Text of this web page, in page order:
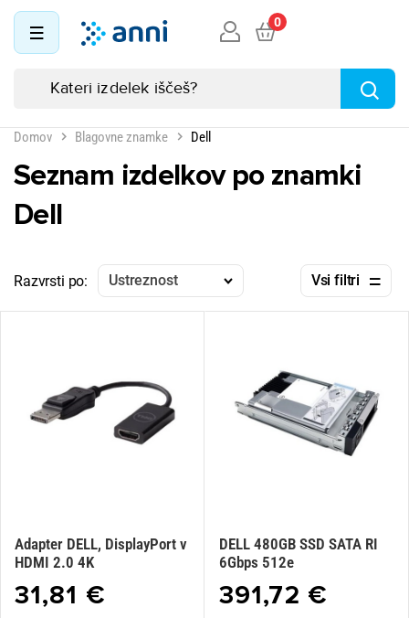
0
Domov Blagovne znamke Dell
Seznam izdelkov po znamki
Dell
Razvrsti po: Ustreznost Vsi filtri
Adapter DELL, DisplayPort v
HDMI 2.0 4K
31,81 €
DELL 480GB SSD SATA RI
6Gbps 512e
391,72 €